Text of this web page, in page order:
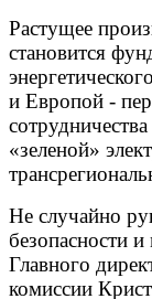
Растущее
становится
и Европой -
«зеленой»
Не случайно
безопасности
Главного
комиссии